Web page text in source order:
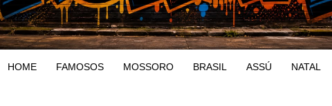
HOME FAMOSOS MOSSORO BRASIL ASSÚ NATAL